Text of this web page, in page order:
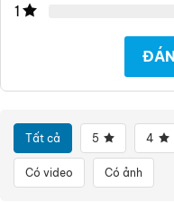
1
Tất cả 5 4
Có video Có ảnh